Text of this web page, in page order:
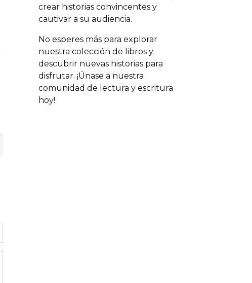
crear historias convincentes y
cautivar a su audiencia.
No esperes más para explorar
nuestra colección de libros y
descubrir nuevas historias para
disfrutar. ¡Únase a nuestra
comunidad de lectura y escritura
hoy!